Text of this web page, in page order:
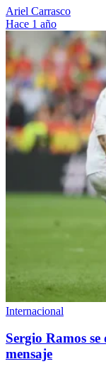
Ariel Carrasco
Hace 1 año
Internacional
Sergio Ramos
mensaje